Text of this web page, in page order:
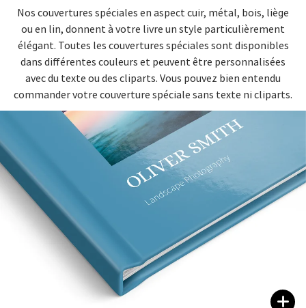
Nos couvertures spéciales en aspect cuir, métal, bois, liège
ou en lin, donnent à votre livre un style particulièrement
élégant. Toutes les couvertures spéciales sont disponibles
dans différentes couleurs et peuvent être personnalisées
avec du texte ou des cliparts. Vous pouvez bien entendu
commander votre couverture spéciale sans texte ni cliparts.